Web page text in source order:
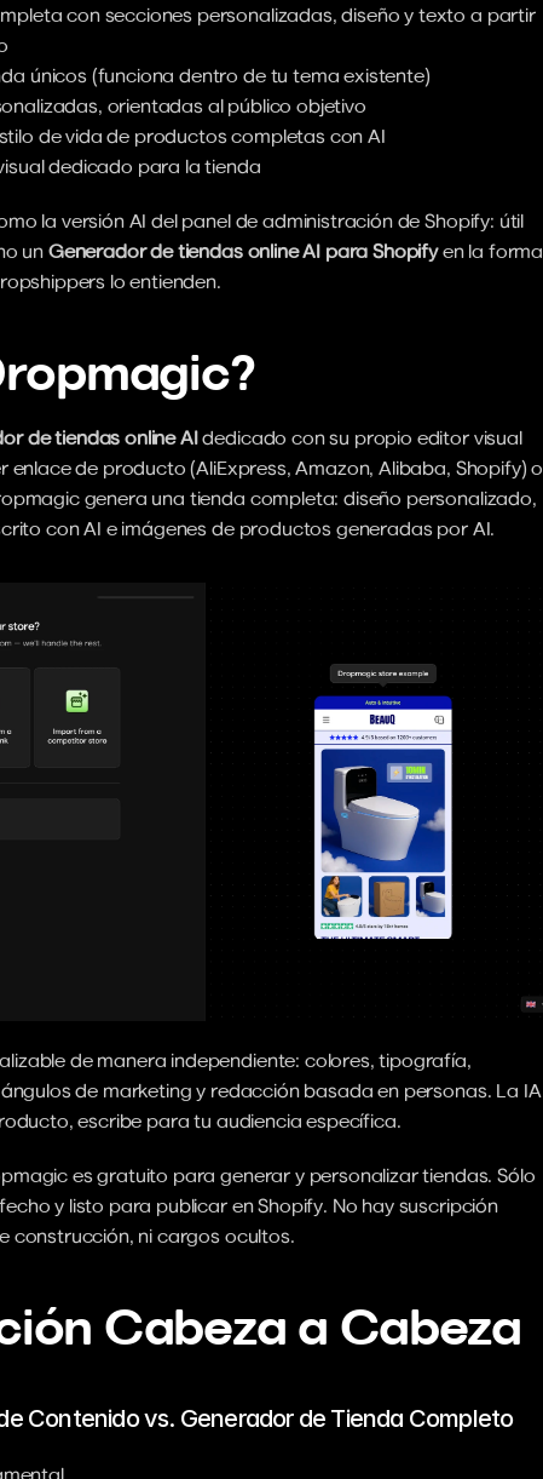
con secciones personalizadas, diseño y texto a partir
únicos (funciona dentro de tu tema existente)
orientadas al público objetivo
de vida de productos completas con AI
dedicado para la tienda
la versión AI del panel de administración de Shopify: útil
un Generador de tiendas online AI para Shopify en la forma
lo entienden.
de tiendas online AI dedicado con su propio editor visual
enlace de producto (AliExpress, Amazon, Alibaba, Shopify) o
genera una tienda completa: diseño personalizado,
con AI e imágenes de productos generadas por AI.
de manera independiente: colores, tipografía,
de marketing y redacción basada en personas. La IA
escribe para tu audiencia específica.
es gratuito para generar y personalizar tiendas. Sólo
y listo para publicar en Shopify. No hay suscripción
construcción, ni cargos ocultos.
Cabeza a Cabeza
Contenido vs. Generador de Tienda Completo